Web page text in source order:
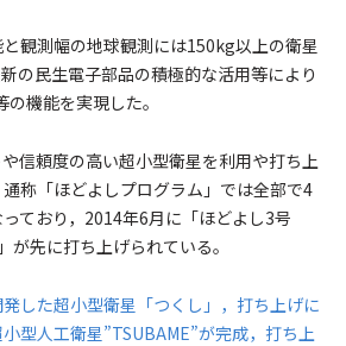
観測幅の地球観測には150kg以上の衛星
の民生電子部品の積極的な活用等により
機能を実現した。
信頼度の高い超小型衛星を利用や打ち上
称「ほどよしプログラム」では全部で4
ており，2014年6月に「ほどよし3号
が先に打ち上げられている。
した超小型衛星「つくし」，打ち上げに
型人工衛星”TSUBAME”が完成，打ち上